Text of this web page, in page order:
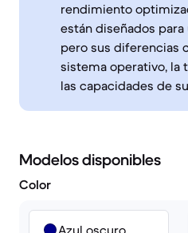
rendimiento
están diseñados
pero sus diferencias
sistema operativo, la
las capacidades de
Modelos disponibles
Color
Azul oscuro